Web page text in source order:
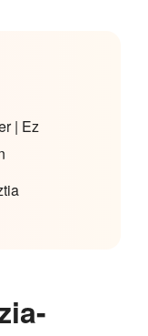
| Ez